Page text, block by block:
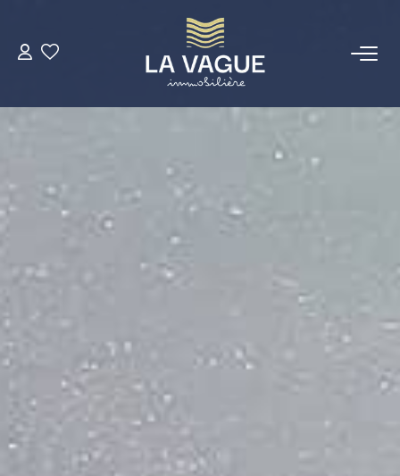
ACHETER
ESTIMER
NOTRE AGENCE
INVESTISSEURS
BIENS VENDUS